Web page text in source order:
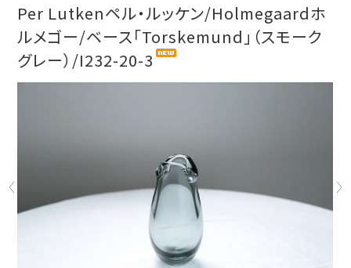
Per Lutkenペル・ルッケン/Holmegaardホ
ルメゴー/ベース「Torskemund」（スモーク
グレー）/I232-20-3